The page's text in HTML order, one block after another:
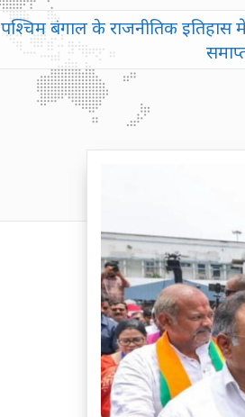
पश्चिम बंगाल के राजनीतिक